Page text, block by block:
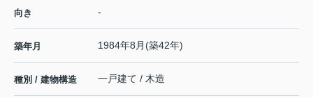
向き -
築年月 1984年8月(築42年)
種別 / 建物構造 一戸建て / 木造